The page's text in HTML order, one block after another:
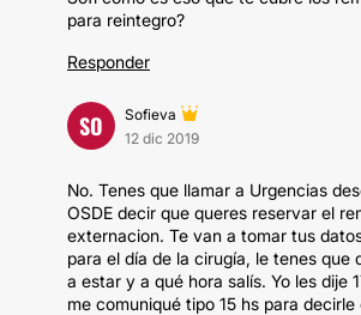
para reintegro?
Responder
SO
Sofieva
12 dic 2019
No. Tenes que llamar a Urgencias
OSDE decir que queres reservar el
externacion. Te van a tomar tus
para el día de la cirugía, le tenes que
a estar y a qué hora salís. Yo les dije
me comuniqué tipo 15 hs para